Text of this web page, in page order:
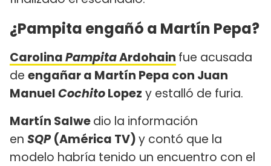
¿Pampita engañó a Martín Pepa?
CarolinaPampitaArdohain fue acusada
de engañar a Martín Pepa con Juan
ManuelCochitoLopez y estalló de furia.
Martín Salwedio la información
en SQP(América TV)y contó que la
modelo habría tenido un encuentro con el